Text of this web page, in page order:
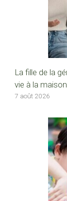
La fille de la
vie à la
7 août 2026